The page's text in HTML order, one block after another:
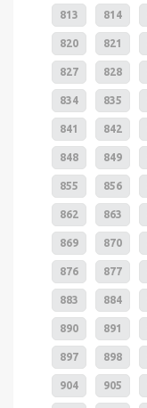
813 814
820 821
827 828
834 835
841 842
848 849
855 856
862 863
869 870
876 877
883 884
890 891
897 898
904 905